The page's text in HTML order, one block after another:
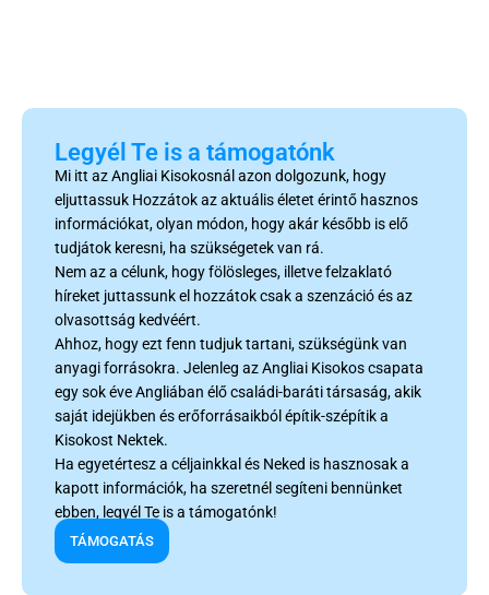
Legyél Te is a támogatónk
Mi itt az Angliai Kisokosnál azon dolgozunk, hogy
eljuttassuk Hozzátok az aktuális életet érintő hasznos
információkat, olyan módon, hogy akár később is elő
tudjátok keresni, ha szükségetek van rá.
Nem az a célunk, hogy fölösleges, illetve felzaklató
híreket juttassunk el hozzátok csak a szenzáció és az
olvasottság kedvéért.
Ahhoz, hogy ezt fenn tudjuk tartani, szükségünk van
anyagi forrásokra. Jelenleg az Angliai Kisokos csapata
egy sok éve Angliában élő családi-baráti társaság, akik
saját idejükben és erőforrásaikból építik-szépítik a
Kisokost Nektek.
Ha egyetértesz a céljainkkal és Neked is hasznosak a
kapott információk, ha szeretnél segíteni bennünket
ebben, legyél Te is a támogatónk!
TÁMOGATÁS